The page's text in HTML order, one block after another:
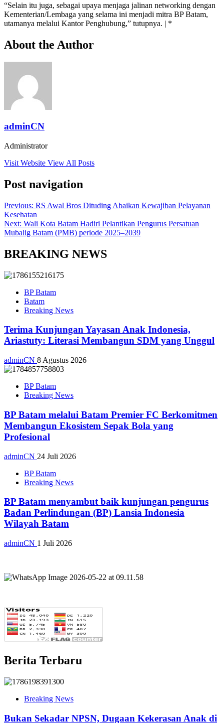
“Selain itu juga, sebagai upaya menjaga jalinan networking dengan
Kementerian/Lembaga yang selama ini menjadi mitra BP Batam,
utamanya melalui Kantor Penghubung,” tutupnya. | *
About the Author
adminCN
Administrator
Visit Website View All Posts
Post navigation
Previous: RS Awal Bros Dituding Abaikan Kewajiban Pelayanan
Kesehatan
Next: Wali Kota Batam Hadiri Pelantikan Pengurus Persatuan
Mubalig Batam (PMB) periode 2025–2039
BREAKING NEWS
BP Batam
Batam
Breaking News
Terima Kunjungan Yayasan Anak Indonesia,
Ariastuty: Literasi Membangun SDM yang Unggul
adminCN 8 Agustus 2026
BP Batam
Breaking News
BP Batam melalui Batam Premier FC Berkomitmen
Membangun Ekosistem Sepak Bola yang
Profesional
adminCN 24 Juli 2026
BP Batam
Breaking News
BP Batam menyambut baik kunjungan pengurus
Badan Perlindungan (BP) Lansia Indonesia
Wilayah Batam
adminCN 1 Juli 2026
Berita Terbaru
Breaking News
Bukan Sekadar NPSN, Dugaan Kekerasan Anak di